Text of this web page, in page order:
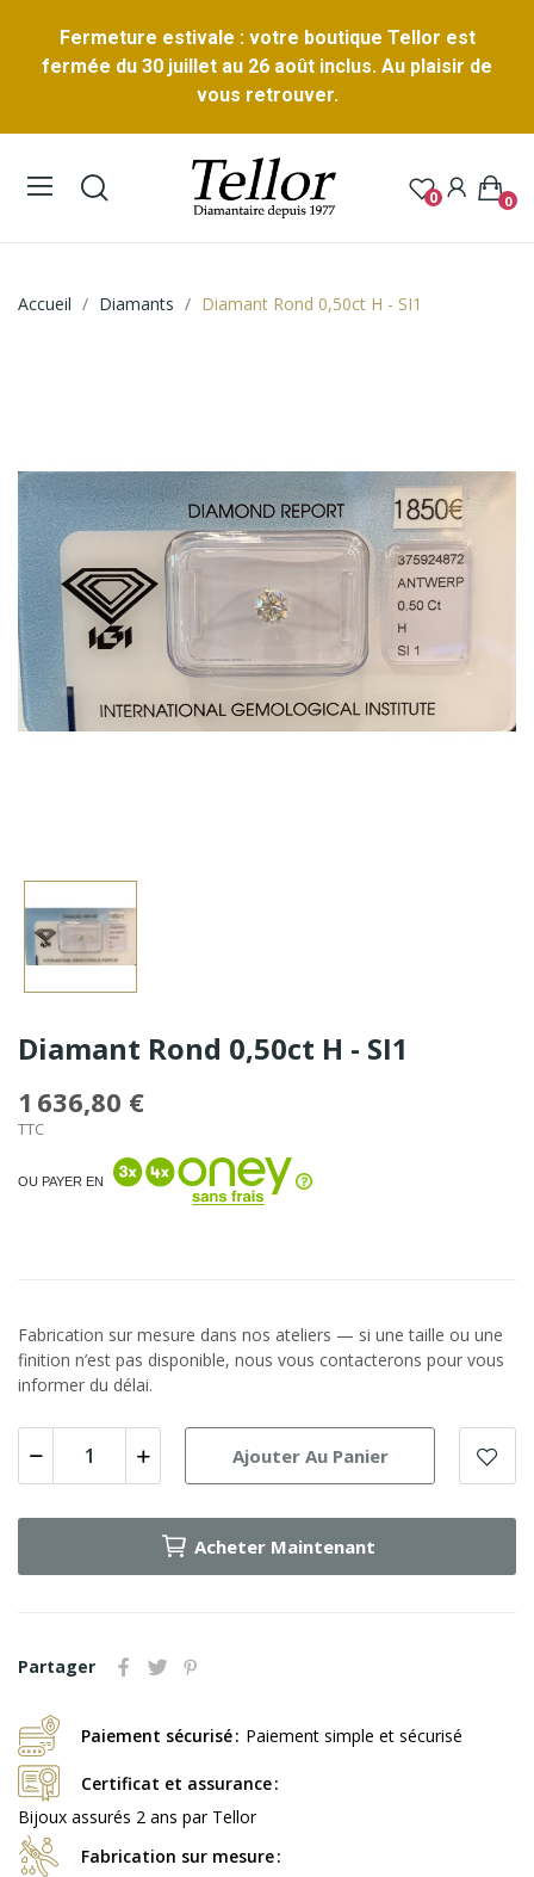
Fermeture estivale : votre boutique Tellor est
fermée du 30 juillet au 26 août inclus. Au plaisir de
vous retrouver.
0 0
Accueil Diamants Diamant Rond 0,50ct H - SI1
Diamant Rond 0,50ct H - SI1
1 636,80 €
TTC
OU PAYER EN
Fabrication sur mesure dans nos ateliers — si une taille ou une
finition n’est pas disponible, nous vous contacterons pour vous
informer du délai.
Ajouter Au Panier
Acheter Maintenant
Partager
Paiement sécurisé Paiement simple et sécurisé
Certificat et assurance
Bijoux assurés 2 ans par Tellor
Fabrication sur mesure